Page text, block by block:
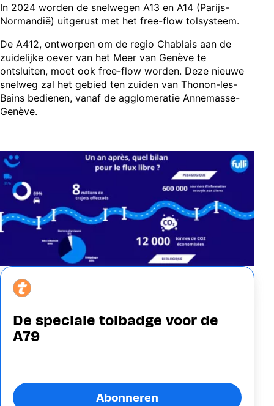
In 2024 worden de snelwegen A13 en A14 (Parijs-
Normandië) uitgerust met het free-flow tolsysteem.
De A412, ontworpen om de regio Chablais aan de
zuidelijke oever van het Meer van Genève te
ontsluiten, moet ook free-flow worden. Deze nieuwe
snelweg zal het gebied ten zuiden van Thonon-les-
Bains bedienen, vanaf de agglomeratie Annemasse-
Genève.
Image
De speciale tolbadge voor de
A79
Abonneren